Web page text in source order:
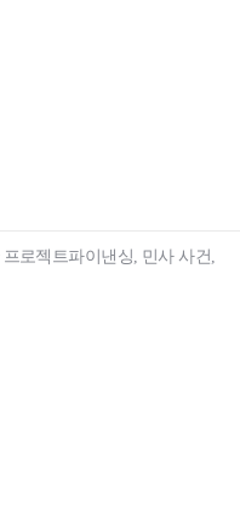
로젝트파이낸싱, 민사 사건,